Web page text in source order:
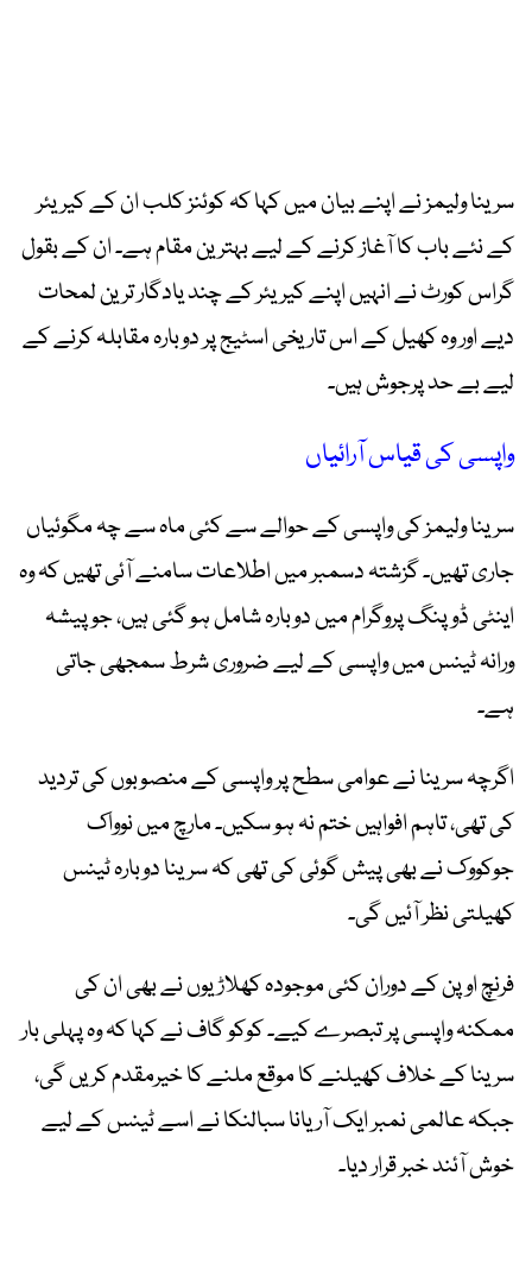
سرینا ولیمز نے اپنے بیان میں کہا کہ کوئنز کلب ان کے کیریئر
کے نئے باب کا آغاز کرنے کے لیے بہترین مقام ہے۔ ان کے بقول
گراس کورٹ نے انہیں اپنے کیریئر کے چند یادگار ترین لمحات
دیے اور وہ کھیل کے اس تاریخی اسٹیج پر دوبارہ مقابلہ کرنے کے
لیے بے حد پرجوش ہیں۔
واپسی کی قیاس آرائیاں
سرینا ولیمز کی واپسی کے حوالے سے کئی ماہ سے چہ مگوئیاں
جاری تھیں۔ گزشتہ دسمبر میں اطلاعات سامنے آئی تھیں کہ وہ
اینٹی ڈوپنگ پروگرام میں دوبارہ شامل ہو گئی ہیں، جو پیشہ
ورانہ ٹینس میں واپسی کے لیے ضروری شرط سمجھی جاتی
ہے۔
اگرچہ سرینا نے عوامی سطح پر واپسی کے منصوبوں کی تردید
کی تھی، تاہم افواہیں ختم نہ ہو سکیں۔ مارچ میں نوواک
جوکووک نے بھی پیش گوئی کی تھی کہ سرینا دوبارہ ٹینس
کھیلتی نظر آئیں گی۔
فرنچ اوپن کے دوران کئی موجودہ کھلاڑیوں نے بھی ان کی
ممکنہ واپسی پر تبصرے کیے۔ کوکو گاف نے کہا کہ وہ پہلی بار
سرینا کے خلاف کھیلنے کا موقع ملنے کا خیرمقدم کریں گی،
جبکہ عالمی نمبر ایک آریانا سبالنکا نے اسے ٹینس کے لیے
خوش آئند خبر قرار دیا۔